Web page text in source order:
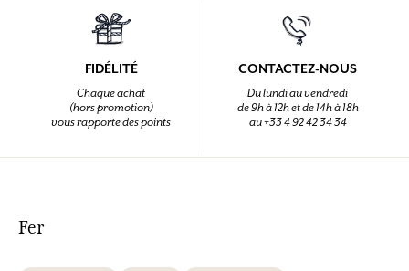
FIDÉLITÉ
Chaque achat
(hors promotion)
vous rapporte des points
CONTACTEZ-NOUS
Du lundi au vendredi
de 9h à 12h et de 14h à 18h
au +33 4 92 42 34 34
Fer